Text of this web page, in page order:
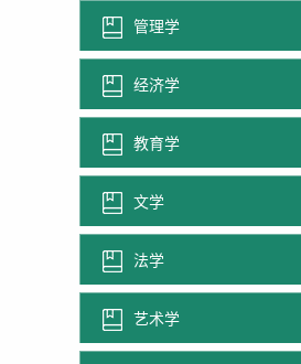
管理学
经济学
教育学
文学
法学
艺术学